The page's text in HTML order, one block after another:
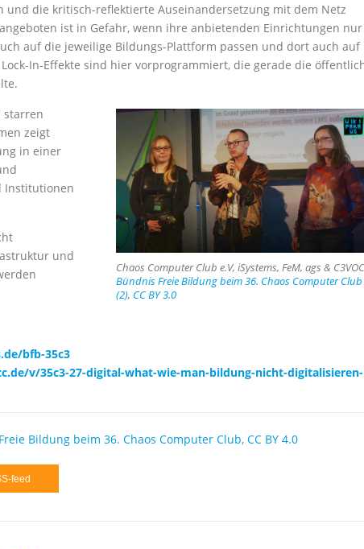
und die kritisch-reflektierte Auseinandersetzung mit dem Netz
ist in Gefahr, wenn ihre anbietenden Einrichtungen nur
auf die jeweilige Bildungs-Plattform passen und dort auch auf
In-Effekte sind hier vorprogrammiert, die gerade die
Chaos Computer Club e.V, iSystems, FeM, ags &
Bündnis Freie Bildung beim 36. Chaos Computer Club
(2), CC BY 3.0
starren
zeigt
in einer
Institutionen
und
bfb-35c3
v/35c3-27-digital-what-wie-man-bildung-nicht-digitalisieren-
Bildung beim 36. Chaos Computer Club, CC BY 4.0
feed